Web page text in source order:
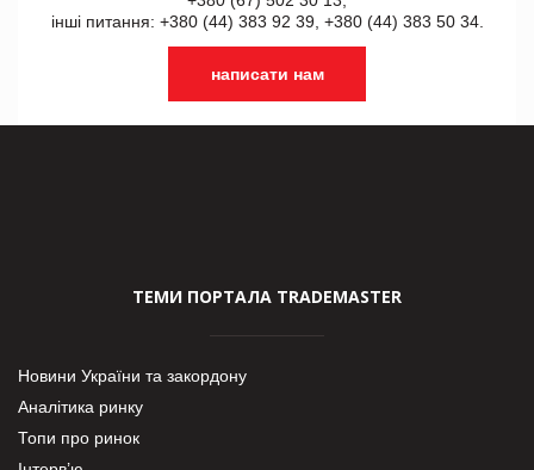
інші питання: +380 (44) 383 92 39, +380 (44) 383 50 34.
написати нам
ТЕМИ ПОРТАЛА TRADEMASTER
Новини України та закордону
Аналітика ринку
Топи про ринок